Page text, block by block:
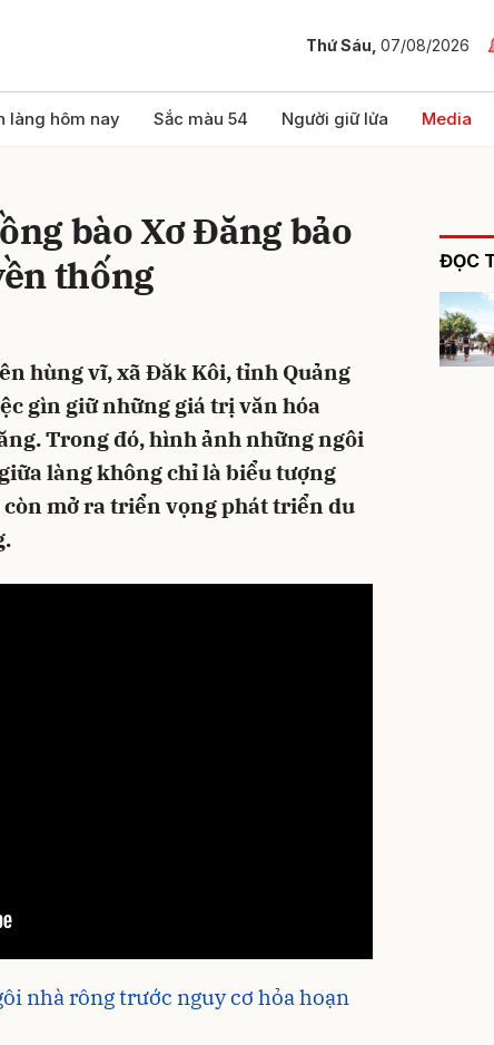
Thứ Sáu, 07/08/2026
làng hôm nay Sắc màu 54 Người giữ lửa Media
bào Xơ Đăng bảo
thống
hùng vĩ, xã Đăk Kôi, tỉnh Quảng
gìn giữ những giá trị văn hóa
Trong đó, hình ảnh những ngôi
làng không chỉ là biểu tượng
còn mở ra triển vọng phát triển du
nhà rông trước nguy cơ hỏa hoạn
ĐỌC
luận
Gửi